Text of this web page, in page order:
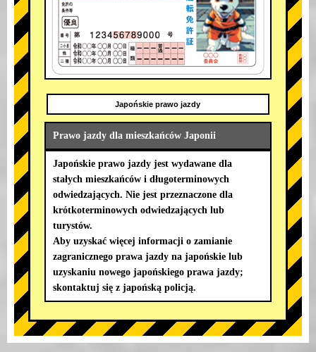
Japońskie prawo jazdy
Prawo jazdy dla mieszkańców Japonii
Japońskie prawo jazdy jest wydawane dla
stałych mieszkańców i długoterminowych
odwiedzających. Nie jest przeznaczone dla
krótkoterminowych odwiedzających lub
turystów.
Aby uzyskać więcej informacji o zamianie
zagranicznego prawa jazdy na japońskie lub
uzyskaniu nowego japońskiego prawa jazdy;
skontaktuj się z japońską policją.